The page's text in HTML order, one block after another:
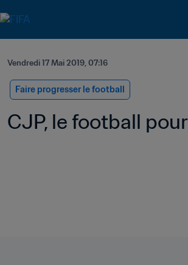
Vendredi 17 Mai 2019, 07:16
Faire progresser le football
CJP, le football